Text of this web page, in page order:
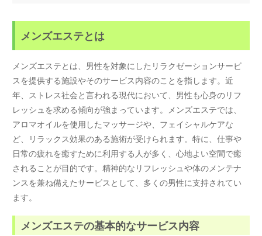
メンズエステとは
メンズエステとは、男性を対象にしたリラクゼーションサービ
スを提供する施設やそのサービス内容のことを指します。近
年、ストレス社会と言われる現代において、男性も心身のリフ
レッシュを求める傾向が強まっています。メンズエステでは、
アロマオイルを使用したマッサージや、フェイシャルケアな
ど、リラックス効果のある施術が受けられます。特に、仕事や
日常の疲れを癒すために利用する人が多く、心地よい空間で癒
されることが目的です。精神的なリフレッシュや体のメンテナ
ンスを兼ね備えたサービスとして、多くの男性に支持されてい
ます。
メンズエステの基本的なサービス内容